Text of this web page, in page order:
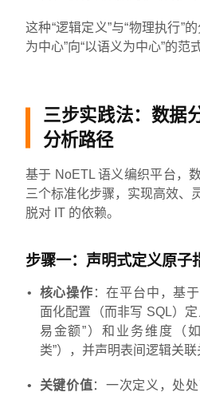
这种“逻辑定义”与“物理执行”
为中心”向“以语义为中心”的范
三步实践法：数据
分析路径
基于 NoETL 语义编织平台，
三个标准化步骤，实现高效、
脱对 IT 的依赖。
步骤一：声明式定义原子
核心操作 ：在平台中，基
面化配置（而非写 SQL）
易金额”）和业务维度（
类”），并声明表间逻辑关联
关键价值：一次定义，处